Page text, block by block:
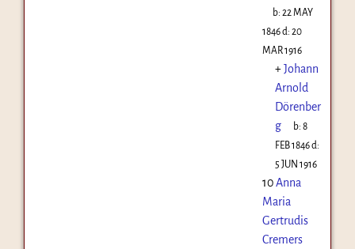
b:22 MAY
1846d: 20
MAR 1916
+Johann
Arnold
Dörenber
g
b:8
FEB 1846d:
5 JUN 1916
10Anna
Maria
Gertrudis
Cremers